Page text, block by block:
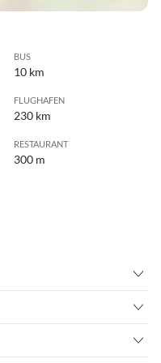
BUS
10 km
FLUGHAFEN
230 km
RESTAURANT
300 m
Golf